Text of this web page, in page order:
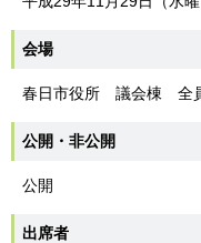
会場
春日市役所 議会棟 全員
公開・非公開
公開
出席者